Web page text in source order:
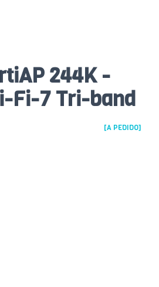
244K -
Fi-7 Tri-band
[A PEDIDO]